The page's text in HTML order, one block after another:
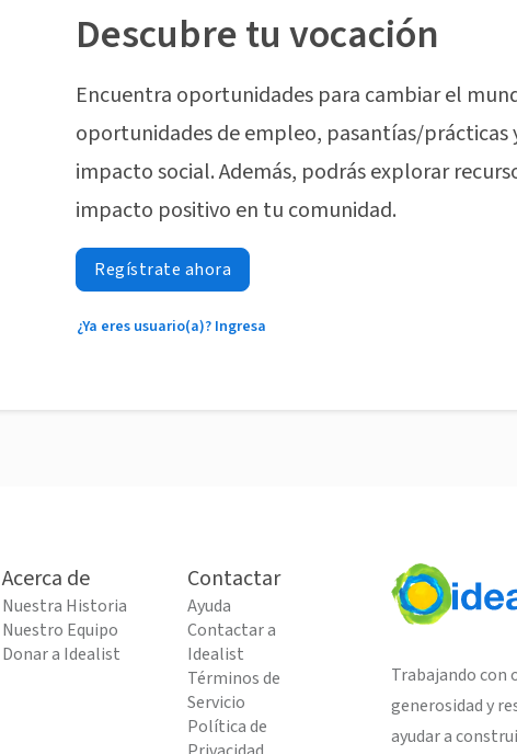
Descubre tu vocación
Encuentra oportunidades para cambiar el
oportunidades de empleo, pasantías/prácticas
impacto social. Además, podrás explorar
impacto positivo en tu comunidad.
Regístrate ahora
¿Ya eres usuario(a)? Ingresa
Acerca de
Nuestra Historia
Nuestro Equipo
Donar a Idealist
Contactar
Ayuda
Contactar a
Idealist
Términos de
Servicio
Política de
Trabajando con
generosidad y
ayudar a